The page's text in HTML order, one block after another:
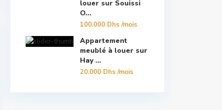
louer sur Souissi
O...
100.000 Dhs/mois
Appartement
meublé à louer sur
Hay ...
20.000 Dhs/mois